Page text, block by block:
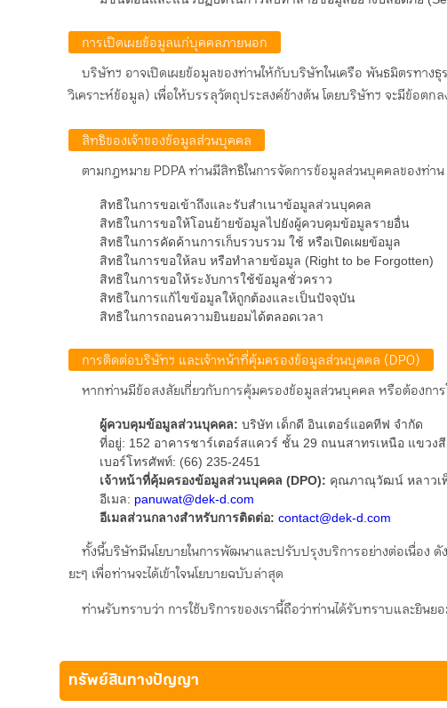
การเปิดเผยข้อมูลแก่บุคคลภายนอก
บริษัทฯ อาจเปิดเผยข้อมูลของท่านให้กับบริษัทในเครือ พันธมิตรทาง
วิเคราะห์ข้อมูล) เพื่อให้บรรลุวัตถุประสงค์ข้างต้น โดยบริษัทฯ จะมีข้อต
สิทธิของเจ้าของข้อมูลส่วนบุคคล
ตามกฎหมาย PDPA ท่านมีสิทธิในการจัดการข้อมูลส่วนบุคคลของท่า
สิทธิในการขอเข้าถึงและรับสำเนาข้อมูลส่วนบุคคล
สิทธิในการขอให้โอนย้ายข้อมูลไปยังผู้ควบคุมข้อมูลรายอื่น
สิทธิในการคัดค้านการเก็บรวบรวม ใช้ หรือเปิดเผยข้อมูล
สิทธิในการขอให้ลบ หรือทำลายข้อมูล (Right to be Forgotten)
สิทธิในการขอให้ระงับการใช้ข้อมูลชั่วคราว
สิทธิในการแก้ไขข้อมูลให้ถูกต้องและเป็นปัจจุบัน
สิทธิในการถอนความยินยอมได้ตลอดเวลา
การติดต่อบริษัทฯ และเจ้าหน้าที่คุ้มครองข้อมูลส่วนบุคคล (DPO)
หากท่านมีข้อสงสัยเกี่ยวกับการคุ้มครองข้อมูลส่วนบุคคล หรือต้องกา
ผู้ควบคุมข้อมูลส่วนบุคคล: บริษัท เด็กดี อินเตอร์แอคทีฟ จำกัด
ที่อยู่: 152 อาคารชาร์เตอร์สแควร์ ชั้น 29 ถนนสาทรเหนือ แขวง
เบอร์โทรศัพท์: (66) 235-2451
เจ้าหน้าที่คุ้มครองข้อมูลส่วนบุคคล (DPO): คุณภาณุวัฒน์ หลาวเ
อีเมล: panuwat@dek-d.com
อีเมลส่วนกลางสำหรับการติดต่อ: contact@dek-d.com
ทั้งนี้บริษัทมีนโยบายในการพัฒนาและปรับปรุงบริการอย่างต่อเนื่อง
ยะๆ เพื่อท่านจะได้เข้าใจนโยบายฉบับล่าสุด
ท่านรับทราบว่า การใช้บริการของเรานี้ถือว่าท่านได้รับทราบและยิ
ทรัพย์สินทางปัญญา